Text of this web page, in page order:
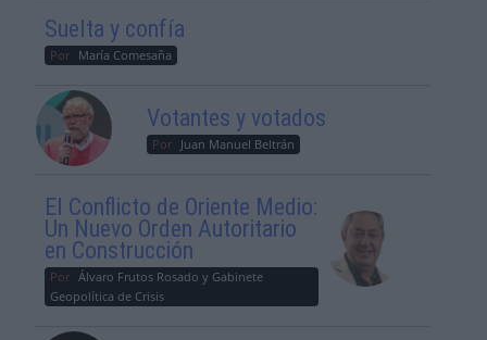
Suelta y confía
Por María Comesaña
Votantes y votados
Por Juan Manuel Beltrán
El Conflicto de Oriente Medio:
Un Nuevo Orden Autoritario
en Construcción
Por Álvaro Frutos Rosado y Gabinete
Geopolítica de Crisis